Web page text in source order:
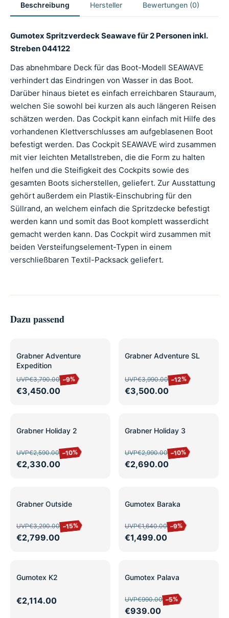
Beschreibung Hersteller Bewertungen (0)
Gumotex Spritzverdeck Seawave für 2 Personen inkl.
Streben 044122
Das abnehmbare Deck für das Boot-Modell SEAWAVE
verhindert das Eindringen von Wasser in das Boot.
Darüber hinaus bietet es einfach erreichbaren Stauraum,
welchen Sie sowohl bei kurzen als auch längeren Reisen
schätzen werden. Das Cockpit kann einfach mit Hilfe des
vorhandenen Klettverschlusses am aufgeblasenen Boot
befestigt werden. Das Cockpit SEAWAVE wird zusammen
mit vier leichten Metallstreben, die die Form zu halten
helfen und die Steifigkeit des Cockpits sowie des
gesamten Boots sicherstellen, geliefert. Zur Ausstattung
gehört außerdem ein Plastik-Einschubring für den
Süllrand, an welchem einfach die Spritzdecke befestigt
werden kann und somit das Boot komplett wasserdicht
gemacht werden kann. Das Cockpit wird zusammen mit
beiden Versteifungselement-Typen in einem
verschließbaren Textil-Packsack geliefert.
Dazu passend
SALE
Grabner Adventure
Expedition
UVP€3,790.00 –9%
€3,450.00
SALE
Grabner Adventure SL
UVP€3,990.00 –12%
€3,500.00
SALE
Grabner Holiday 2
UVP€2,590.00 –10%
€2,330.00
SALE
Grabner Holiday 3
UVP€2,990.00 –10%
€2,690.00
SALE
Grabner Outside
UVP€3,290.00 –15%
€2,799.00
SALE
Gumotex Baraka
UVP€1,640.00 –9%
€1,499.00
Gumotex K2
€2,114.00
SALE
Gumotex Palava
UVP€990.00 –5%
€939.00